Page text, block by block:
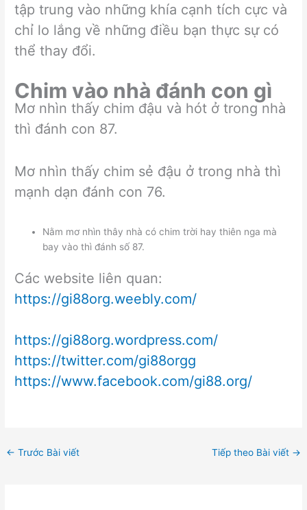
tập trung vào những khía cạnh tích cực và
chỉ lo lắng về những điều bạn thực sự có
thể thay đổi.
Chim vào nhà đánh con gì
Mơ nhìn thấy chim đậu và hót ở trong nhà
thì đánh con 87.
Mơ nhìn thấy chim sẻ đậu ở trong nhà thì
mạnh dạn đánh con 76.
Nằm mơ nhìn thây nhà có chim trời hay thiên nga mà
bay vào thì đánh số 87.
Các website liên quan:
https://gi88org.weebly.com/
https://gi88org.wordpress.com/
https://twitter.com/gi88orgg
https://www.facebook.com/gi88.org/
← Trước Bài viết Tiếp theo Bài viết →